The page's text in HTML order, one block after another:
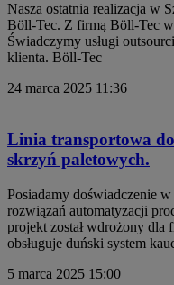
Nasza ostatnia realizacja w
Böll-Tec. Z firmą Böll-Tec
Świadczymy usługi
klienta. Böll-Tec
24 marca 2025 11:36
Linia transportowa
skrzyń paletowych.
Posiadamy doświadczenie
rozwiązań automatyzacji
projekt został wdrożony dla
obsługuje duński system
5 marca 2025 15:00